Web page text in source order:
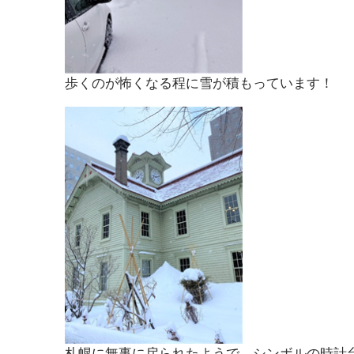
歩くのが怖くなる程に雪が積もっています！